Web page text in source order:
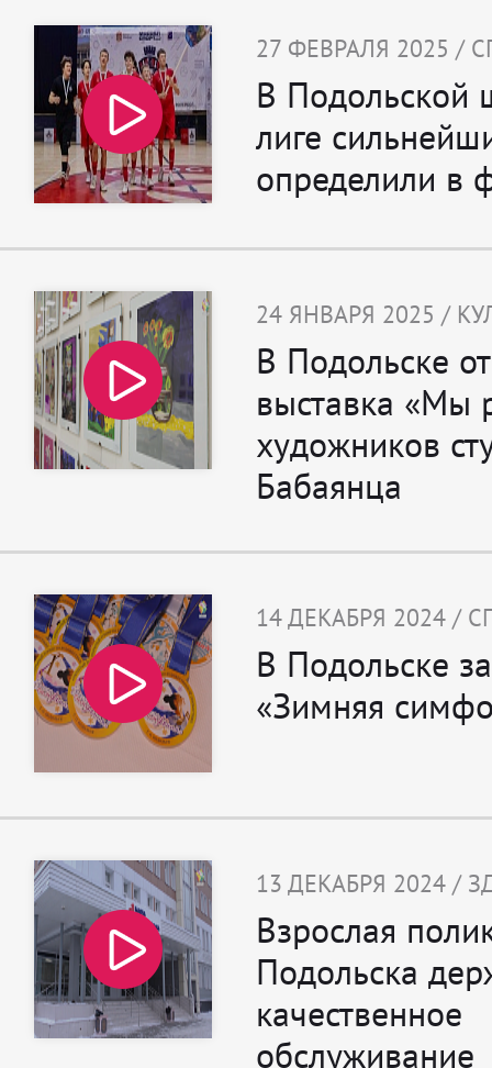
27 ФЕВРАЛЯ 2025 /
В Подольской
лиге
определили в
24 ЯНВАРЯ 2025 /
В Подольске
выставка «Мы
художников
Бабаянца
14 ДЕКАБРЯ 2024 /
В Подольске
«Зимняя
13 ДЕКАБРЯ 2024 /
Взрослая
Подольска
качественное
обслуживание